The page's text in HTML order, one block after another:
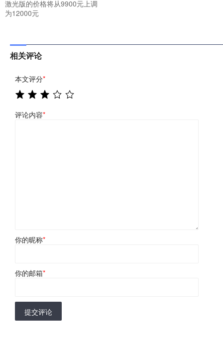
激光版的价格将从9900元上调
为12000元
相关评论
本文评分*
评论内容*
你的昵称*
你的邮箱*
提交评论